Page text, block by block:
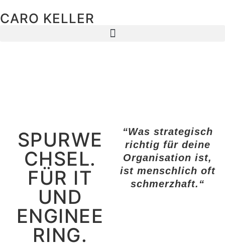
CARO KELLER
SPURWE
CHSEL.
FÜR IT
UND
ENGINEE
RING.
“Was strategisch
richtig für deine
Organisation ist,
ist menschlich oft
schmerzhaft.“